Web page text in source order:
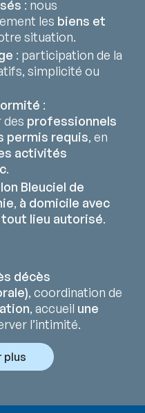
: nous
les biens et
situation.
: participation de la
simplicité ou
:
des professionnels
permis requis, en
activités
.
Bleuciel de
, à domicile avec
tout lieu autorisé.
décès
, coordination de
, accueil une
l’intimité.
plus